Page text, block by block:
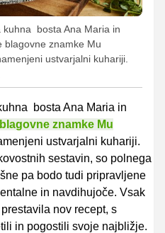
kuhna bosta Ana Maria in
blagovne znamke Mu
ustvarjalni kuhariji.
bosta Ana Maria in
blagovne znamke Mu
ustvarjalni kuhariji.
sestavin, so polnega
pa bodo tudi pripravljene
in navdihujoče. Vsak
nov recept, s
in pogostili svoje najbližje.